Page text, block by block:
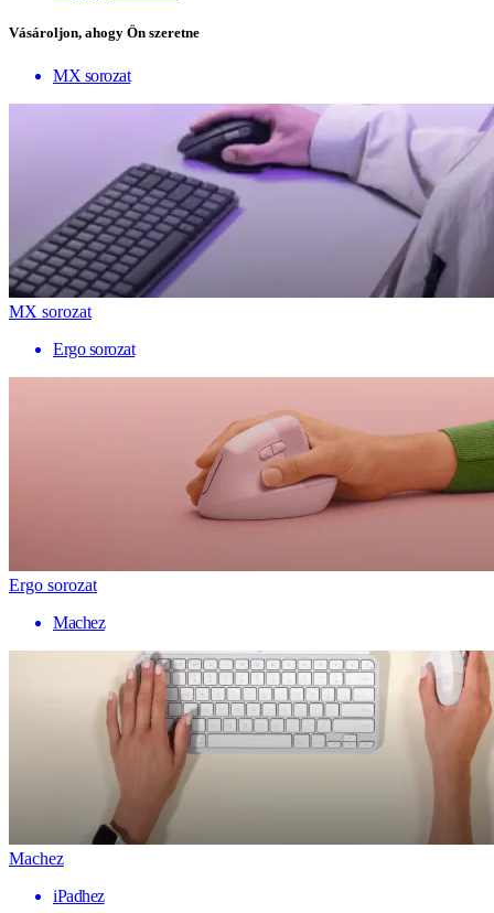
Vásároljon, ahogy Ön szeretne
MX sorozat
MX sorozat
Ergo sorozat
Ergo sorozat
Machez
Machez
iPadhez